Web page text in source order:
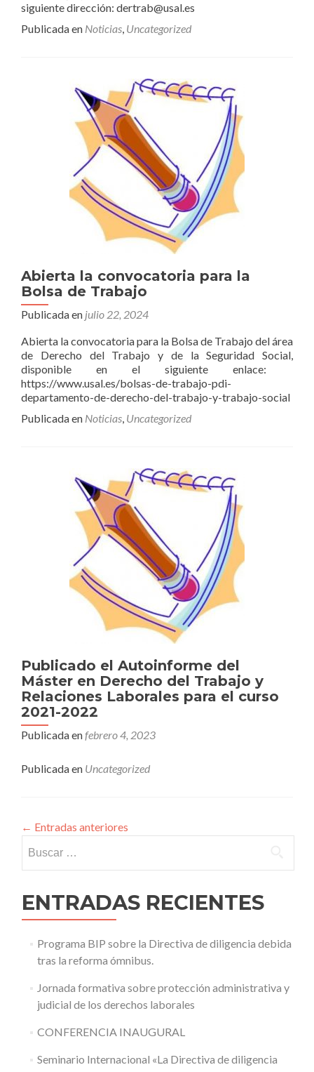
siguiente dirección: dertrab@usal.es
Publicada en Noticias, Uncategorized
Abierta la convocatoria para la
Bolsa de Trabajo
Publicada en julio 22, 2024
Abierta la convocatoria para la Bolsa de Trabajo del área
de Derecho del Trabajo y de la Seguridad Social,
disponible en el siguiente enlace:
https://www.usal.es/bolsas-de-trabajo-pdi-
departamento-de-derecho-del-trabajo-y-trabajo-social
Publicada en Noticias, Uncategorized
Publicado el Autoinforme del
Máster en Derecho del Trabajo y
Relaciones Laborales para el curso
2021-2022
Publicada enfebrero 4, 2023
Publicada en Uncategorized
← Entradas anteriores
ENTRADAS RECIENTES
Programa BIP sobre la Directiva de diligencia debida
tras la reforma ómnibus.
Jornada formativa sobre protección administrativa y
judicial de los derechos laborales
CONFERENCIA INAUGURAL
Seminario Internacional «La Directiva de diligencia